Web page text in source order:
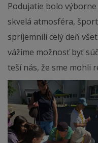
Podujatie bolo
skvelá atmosféra,
spríjemnili celý deň
vážime možnosť byť
teší nás, že sme mohli